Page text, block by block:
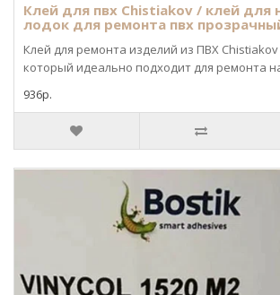
Клей для пвх Chistiakov / клей для
лодок для ремонта пвх
Клей для ремонта изделий из ПВХ Chistiakov
который идеально подходит для ремонта
936р.